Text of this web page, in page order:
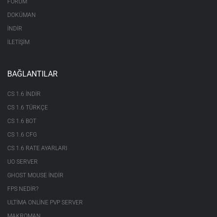
FORUM
DOKÜMAN
İNDİR
İLETİŞİM
BAĞLANTILAR
CS 1.6 INDIR
CS 1.6 TÜRKÇE
CS 1.6 BOT
CS 1.6 CFG
CS 1.6 RATE AYARLARI
UO SERVER
GHOST MOUSE INDIR
FPS NEDIR?
ULTIMA ONLINE PVP SERVER